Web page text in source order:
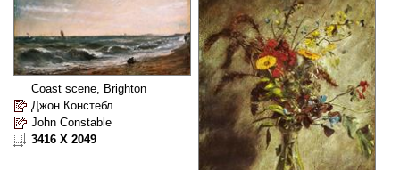
Coast scene, Brighton
Джон Констебл
John Constable
3416 X 2049